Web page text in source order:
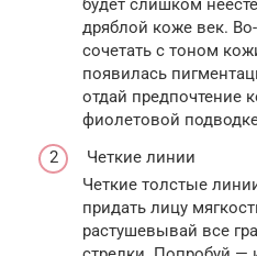
будет слишком
дряблой коже век.
сочетать с тоном
появилась
отдай предпочтение
фиолетовой
Четкие линии
Четкие толстые
придать лицу
растушевывай все